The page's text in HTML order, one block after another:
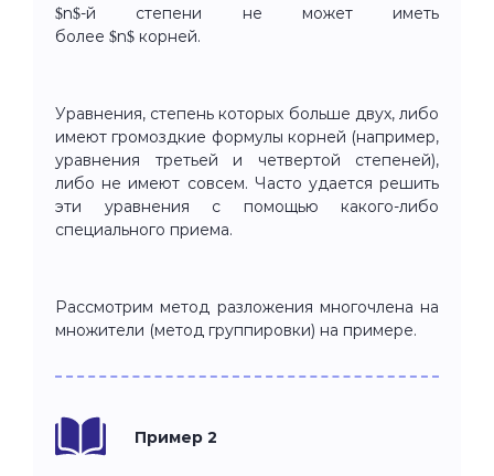
$n$-й степени не может иметь
более $n$ корней.
Уравнения, степень которых больше двух, либо
имеют громоздкие формулы корней (например,
уравнения третьей и четвертой степеней),
либо не имеют совсем. Часто удается решить
эти уравнения с помощью какого-либо
специального приема.
Рассмотрим метод разложения многочлена на
множители (метод группировки) на примере.
Пример 2